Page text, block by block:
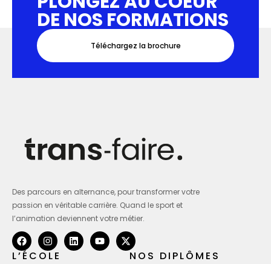
DE NOS FORMATIONS
Téléchargez la brochure
Des parcours en alternance, pour transformer votre
passion en véritable carrière. Quand le sport et
l’animation deviennent votre métier.
L’ÉCOLE NOS DIPLÔMES